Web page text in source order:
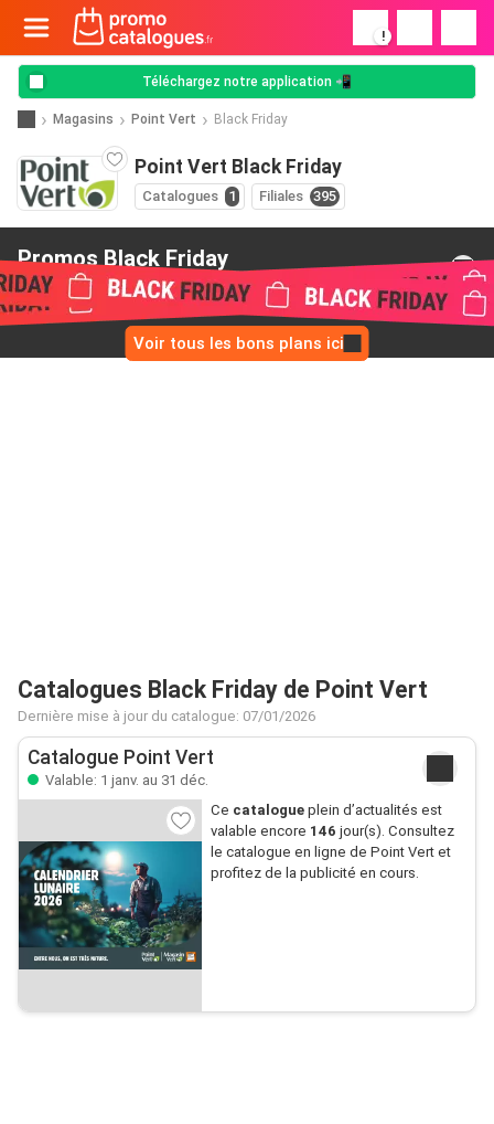
!
Téléchargez notre application 📲
Magasins Point Vert Black Friday
Point Vert Black Friday
Catalogues 1 Filiales 395
Promos Black Friday
de Point Vert
Voir tous les bons plans ici
Catalogues Black Friday de Point Vert
Dernière mise à jour du catalogue: 07/01/2026
Catalogue Point Vert
Valable: 1 janv. au 31 déc.
Ce catalogueplein d’actualités est
valable encore 146 jour(s). Consultez
le catalogue en ligne de Point Vert et
profitez de la publicité en cours.